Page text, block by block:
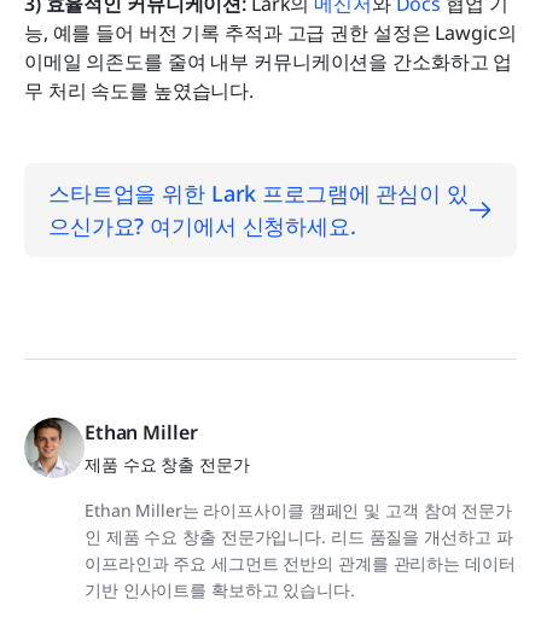
능, 예를 들어 버전 기록 추적과 고급 권한 설정은 Lawgic의
이메일 의존도를 줄여 내부 커뮤니케이션을 간소화하고 업
무 처리 속도를 높였습니다.
스타트업을 위한 Lark 프로그램에 관심이 있
으신가요? 여기에서 신청하세요.
Ethan Miller
제품 수요 창출 전문가
Ethan Miller는 라이프사이클 캠페인 및 고객 참여 전문가
인 제품 수요 창출 전문가입니다. 리드 품질을 개선하고 파
이프라인과 주요 세그먼트 전반의 관계를 관리하는 데이터
기반 인사이트를 확보하고 있습니다.